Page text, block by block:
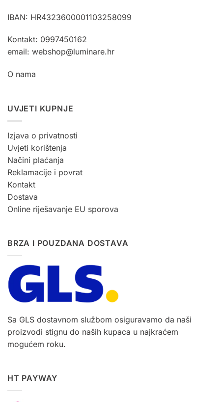
IBAN: HR4323600001103258099
Kontakt: 0997450162
email: webshop@luminare.hr
O nama
UVJETI KUPNJE
Izjava o privatnosti
Uvjeti korištenja
Načini plaćanja
Reklamacije i povrat
Kontakt
Dostava
Online riješavanje EU sporova
BRZA I POUZDANA DOSTAVA
Sa GLS dostavnom službom osiguravamo da naši
proizvodi stignu do naših kupaca u najkraćem
mogućem roku.
HT PAYWAY